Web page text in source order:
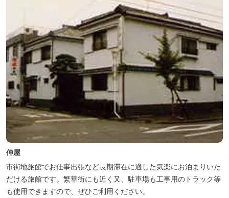
仲屋
市街地旅館でお仕事出張など長期滞在に適した気楽にお泊まりいた
だける旅館です。繁華街にも近く又、駐車場も工事用のトラック等
も使用できますので、ぜひご利用ください。